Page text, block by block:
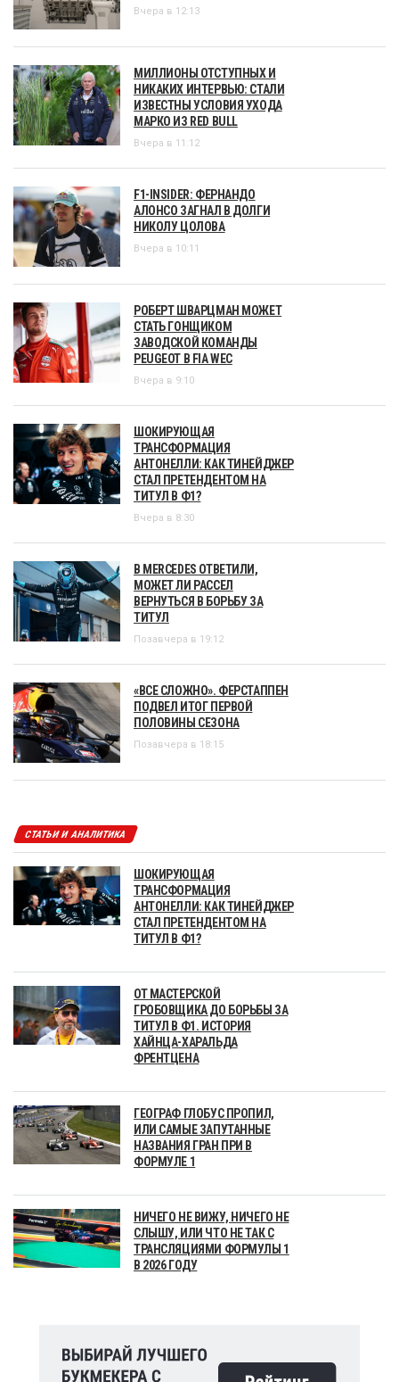
Вчера в 12:13
МИЛЛИОНЫ ОТСТУПНЫХ И
НИКАКИХ ИНТЕРВЬЮ: СТАЛИ
ИЗВЕСТНЫ УСЛОВИЯ УХОДА
МАРКО ИЗ RED BULL
Вчера в 11:12
F1-INSIDER: ФЕРНАНДО
АЛОНСО ЗАГНАЛ В ДОЛГИ
НИКОЛУ ЦОЛОВА
Вчера в 10:11
РОБЕРТ ШВАРЦМАН МОЖЕТ
СТАТЬ ГОНЩИКОМ
ЗАВОДСКОЙ КОМАНДЫ
PEUGEOT В FIA WEC
Вчера в 9:10
ШОКИРУЮЩАЯ
ТРАНСФОРМАЦИЯ
АНТОНЕЛЛИ: КАК ТИНЕЙДЖЕР
СТАЛ ПРЕТЕНДЕНТОМ НА
ТИТУЛ В Ф1?
Вчера в 8:30
В MERCEDES ОТВЕТИЛИ,
МОЖЕТ ЛИ РАССЕЛ
ВЕРНУТЬСЯ В БОРЬБУ ЗА
ТИТУЛ
Позавчера в 19:12
«ВСЕ СЛОЖНО». ФЕРСТАППЕН
ПОДВЕЛ ИТОГ ПЕРВОЙ
ПОЛОВИНЫ СЕЗОНА
Позавчера в 18:15
СТАТЬИ И АНАЛИТИКА
ШОКИРУЮЩАЯ
ТРАНСФОРМАЦИЯ
АНТОНЕЛЛИ: КАК ТИНЕЙДЖЕР
СТАЛ ПРЕТЕНДЕНТОМ НА
ТИТУЛ В Ф1?
ОТ МАСТЕРСКОЙ
ГРОБОВЩИКА ДО БОРЬБЫ ЗА
ТИТУЛ В Ф1. ИСТОРИЯ
ХАЙНЦА-ХАРАЛЬДА
ФРЕНТЦЕНА
ГЕОГРАФ ГЛОБУС ПРОПИЛ,
ИЛИ САМЫЕ ЗАПУТАННЫЕ
НАЗВАНИЯ ГРАН ПРИ В
ФОРМУЛЕ 1
НИЧЕГО НЕ ВИЖУ, НИЧЕГО НЕ
СЛЫШУ, ИЛИ ЧТО НЕ ТАК С
ТРАНСЛЯЦИЯМИ ФОРМУЛЫ 1
В 2026 ГОДУ